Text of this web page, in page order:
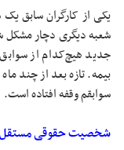
یکی از کارگران سابق یک
شعبه دیگری دچار مشکل
جدید هیچ‌کدام از
بیمه. تازه بعد از چند
سوابقم وقفه افتاده است.
شخصیت حقوقی مستقل؛